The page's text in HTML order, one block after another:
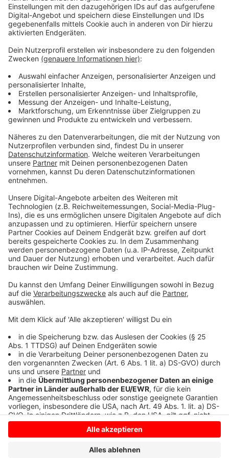
Anzeige
Vorstellen brauchen wir ihn euch nicht. Seit 2003
treibt Jürgen Bangert nun als "Elvis Eifel" seine Späße
am Telefon mit seinen Hörerinnen und Hörern im Radio.
Aber selbst seine 'Opfer' müssen am Ende mit lachen -
wenn auch nicht immer. Und weil ihr nicht genug von
ihm bekommen könnt, ist Elvis nun unter die Podcaster
gegangen. Somit steht euch Elvis rund um die Uhr zur
Verfügung. Hier bekommt Ihr außerdem den
"Directors-Cut" - die Original-Telefonate in längerer
Version. Elvis wird sich mit Kollegen und ehemaligen
"Opfern" über die Telefonate aus den letzten zwei
Jahrzehnten unterhalten. Wir erfahren auch, wie es ihm
dabei ergangen ist und wobei er selbst mal ins
Schleudern gekommen ist. Viel Spaß beim Zuhören und
bitte nicht erschrecken, wenn dabei das Telefon
klingelt. Es muss ja nicht unbedingt Elvis Eifel dran
sein.
Anzeige
Anzeige
Anzeige